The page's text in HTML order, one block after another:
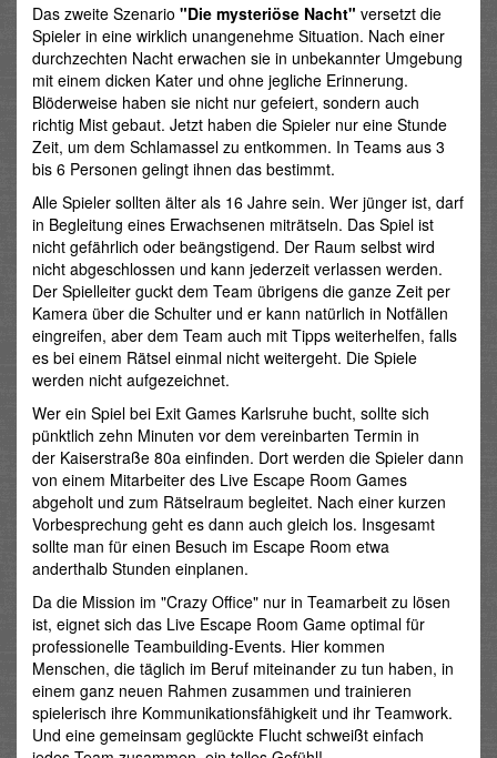
Das zweite Szenario "Die mysteriöse Nacht" versetzt die
Spieler in eine wirklich unangenehme Situation. Nach einer
durchzechten Nacht erwachen sie in unbekannter Umgebung
mit einem dicken Kater und ohne jegliche Erinnerung.
Blöderweise haben sie nicht nur gefeiert, sondern auch
richtig Mist gebaut. Jetzt haben die Spieler nur eine Stunde
Zeit, um dem Schlamassel zu entkommen. In Teams aus 3
bis 6 Personen gelingt ihnen das bestimmt.
Alle Spieler sollten älter als 16 Jahre sein. Wer jünger ist, darf
in Begleitung eines Erwachsenen miträtseln. Das Spiel ist
nicht gefährlich oder beängstigend. Der Raum selbst wird
nicht abgeschlossen und kann jederzeit verlassen werden.
Der Spielleiter guckt dem Team übrigens die ganze Zeit per
Kamera über die Schulter und er kann natürlich in Notfällen
eingreifen, aber dem Team auch mit Tipps weiterhelfen, falls
es bei einem Rätsel einmal nicht weitergeht. Die Spiele
werden nicht aufgezeichnet.
Wer ein Spiel bei Exit Games Karlsruhe bucht, sollte sich
pünktlich zehn Minuten vor dem vereinbarten Termin in
der Kaiserstraße 80a einfinden. Dort werden die Spieler dann
von einem Mitarbeiter des Live Escape Room Games
abgeholt und zum Rätselraum begleitet. Nach einer kurzen
Vorbesprechung geht es dann auch gleich los. Insgesamt
sollte man für einen Besuch im Escape Room etwa
anderthalb Stunden einplanen.
Da die Mission im "Crazy Office" nur in Teamarbeit zu lösen
ist, eignet sich das Live Escape Room Game optimal für
professionelle Teambuilding-Events. Hier kommen
Menschen, die täglich im Beruf miteinander zu tun haben, in
einem ganz neuen Rahmen zusammen und trainieren
spielerisch ihre Kommunikationsfähigkeit und ihr Teamwork.
Und eine gemeinsam geglückte Flucht schweißt einfach